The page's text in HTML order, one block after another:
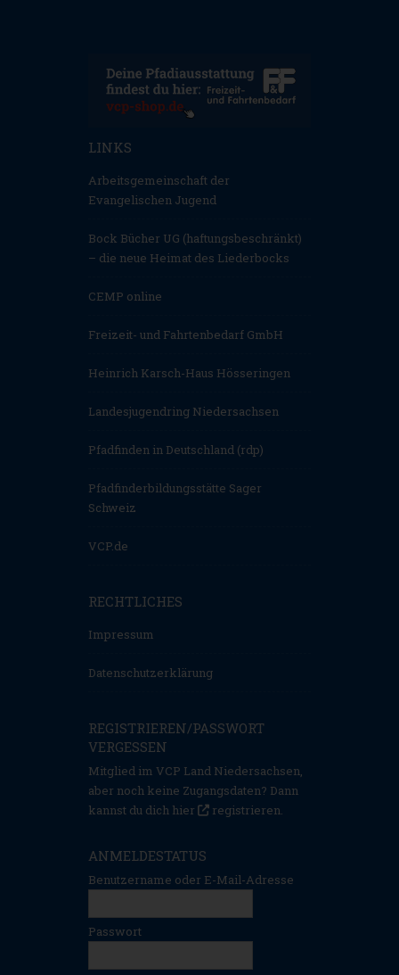
LINKS
Arbeitsgemeinschaft der
Evangelischen Jugend
Bock Bücher UG (haftungsbeschränkt)
– die neue Heimat des Liederbocks
CEMP online
Freizeit- und Fahrtenbedarf GmbH
Heinrich Karsch-Haus Hösseringen
Landesjugendring Niedersachsen
Pfadfinden in Deutschland (rdp)
Pfadfinderbildungsstätte Sager
Schweiz
VCP.de
RECHTLICHES
Impressum
Datenschutzerklärung
REGISTRIEREN/PASSWORT
VERGESSEN
Mitglied im VCP Land Niedersachsen,
aber noch keine Zugangsdaten? Dann
kannst du dich hier
registrieren.
ANMELDESTATUS
Benutzername oder E-Mail-Adresse
Passwort